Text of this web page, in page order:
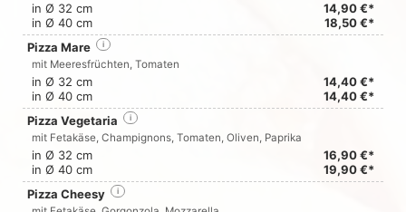
in Ø 32 cm
14,90 €*
in Ø 40 cm
18,50 €*
Pizza Mare
i
mit Meeresfrüchten, Tomaten
in Ø 32 cm
14,40 €*
in Ø 40 cm
14,40 €*
Pizza Vegetaria
i
mit Fetakäse, Champignons, Tomaten, Oliven, Paprika
in Ø 32 cm
16,90 €*
in Ø 40 cm
19,90 €*
Pizza Cheesy
i